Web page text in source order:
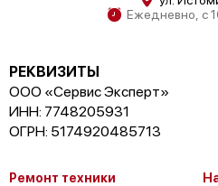
Ежедневно, с
РЕКВИЗИТЫ
ООО «Сервис Эксперт»
ИНН: 7748205931
ОГРН: 5174920485713
Ремонт техники